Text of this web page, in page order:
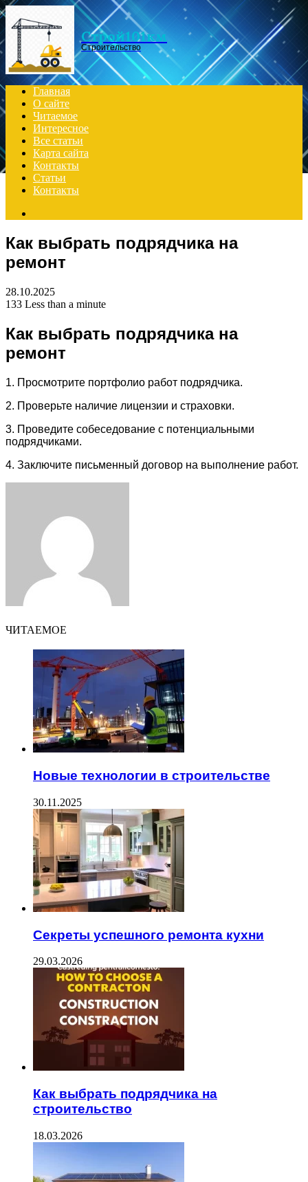
Menu
Строй101км
Строительство
Главная
О сайте
Читаемое
Интересное
Все статьи
Карта сайта
Контакты
Статьи
Контакты
Как выбрать подрядчика на
ремонт
28.10.2025
133 Less than a minute
Как выбрать подрядчика на
ремонт
1. Просмотрите портфолио работ подрядчика.
2. Проверьте наличие лицензии и страховки.
3. Проведите собеседование с потенциальными
подрядчиками.
4. Заключите письменный договор на выполнение работ.
ЧИТАЕМОЕ
Новые технологии в строительстве
30.11.2025
Секреты успешного ремонта кухни
29.03.2026
Как выбрать подрядчика на
строительство
18.03.2026